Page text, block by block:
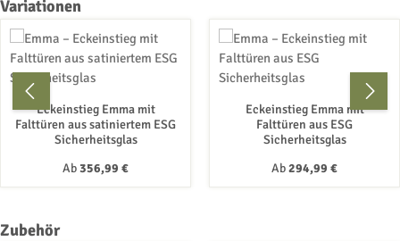
Produktgalerie überspringen
Variationen
Eckeinstieg Emma mit
Falttüren aus satiniertem ESG
Sicherheitsglas
Regulärer Preis:
Ab 356,99 €
Eckeinstieg Emma mit
Falttüren aus ESG
Sicherheitsglas
Regulärer Preis:
Ab294,99 €
Produktgalerie überspringen
Zubehör